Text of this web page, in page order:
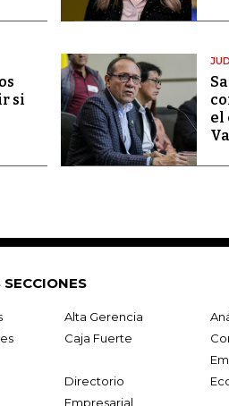
si
el
Alta Gerencia
Caja Fuerte
Directorio
Empresarial